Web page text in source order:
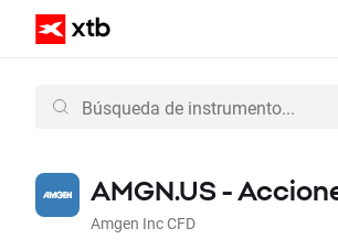
AMGN.US -
Amgen Inc CFD